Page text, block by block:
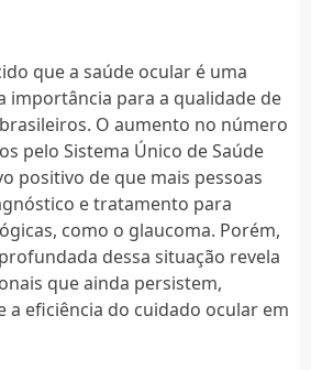
que a saúde ocular é uma
importância para a qualidade de
O aumento no número
pelo Sistema Único de Saúde
positivo de que mais pessoas
e tratamento para
como o glaucoma. Porém,
dessa situação revela
que ainda persistem,
a eficiência do cuidado ocular em